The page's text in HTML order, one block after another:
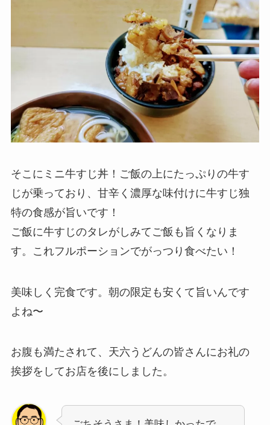
そこにミニ牛すじ丼！ご飯の上にたっぷりの牛す
じが乗っており、甘辛く濃厚な味付けに牛すじ独
特の食感が旨いです！
ご飯に牛すじのタレがしみてご飯も旨くなりま
す。これフルポーションでがっつり食べたい！
美味しく完食です。朝の限定も安くて旨いんです
よね〜
お腹も満たされて、天六うどんの皆さんにお礼の
挨拶をしてお店を後にしました。